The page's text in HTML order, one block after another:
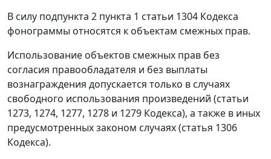
В силу подпункта 2 пункта 1 статьи 1304 Кодекса
фонограммы относятся к объектам смежных прав.
Использование объектов смежных прав без
согласия правообладателя и без выплаты
вознаграждения допускается только в случаях
свободного использования произведений (статьи
1273, 1274, 1277, 1278 и 1279 Кодекса), а также в иных
предусмотренных законом случаях (статья 1306
Кодекса).